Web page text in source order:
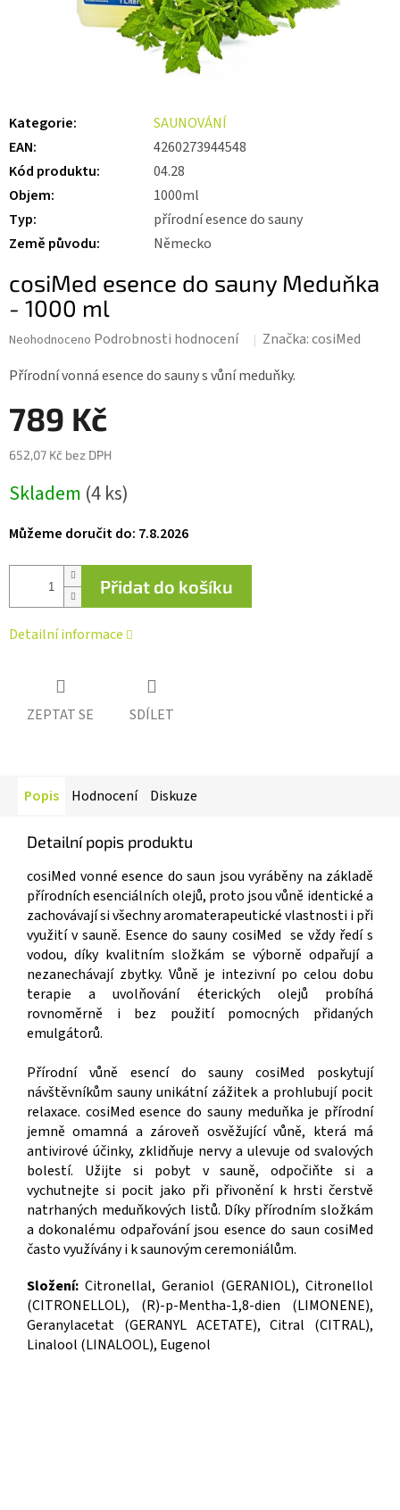
Kategorie:
SAUNOVÁNÍ
EAN:
4260273944548
Kód produktu:
04.28
Objem:
1000ml
Typ:
přírodní esence do sauny
Země původu: Německo
cosiMed esence do sauny Meduňka
- 1000 ml
Průměrné
produktu
0,0
z 5
Neohodnoceno Podrobnosti hodnocení Značka:cosiMed
Přírodní vonná esence do sauny s vůní meduňky.
789 Kč
652,07 Kč bez DPH
cena:
Skladem (4 ks)
Můžeme doručit do: 7.8.2026
Přidat do košíku
Detailní informace
ZEPTAT SE SDÍLET
Popis Hodnocení Diskuze
Detailní popis produktu
cosiMed vonné esence do saun jsou vyráběny na základě
přírodních esenciálních olejů, proto jsou vůně identické a
zachovávají si všechny aromaterapeutické vlastnosti i při
využití v sauně. Esence do sauny cosiMed se vždy ředí s
vodou, díky kvalitním složkám se výborně odpařují a
nezanechávají zbytky. Vůně je intezivní po celou dobu
terapie a uvolňování éterických olejů probíhá
rovnoměrně i bez použití pomocných přidaných
emulgátorů.
Přírodní vůně esencí do sauny cosiMed poskytují
návštěvníkům sauny unikátní zážitek a prohlubují pocit
relaxace. cosiMed esence do sauny meduňka je přírodní
jemně omamná a zároveň osvěžující vůně, která má
antivirové účinky, zklidňuje nervy a ulevuje od svalových
bolestí. Užijte si pobyt v sauně, odpočiňte si a
vychutnejte si pocit jako při přivonění k hrsti čerstvě
natrhaných meduňkových listů. Díky přírodním složkám
a dokonalému odpařování jsou esence do saun cosiMed
často využívány i k saunovým ceremoniálům.
Složení: Citronellal, Geraniol (GERANIOL), Citronellol
(CITRONELLOL), (R)-p-Mentha-1,8-dien (LIMONENE),
Geranylacetat (GERANYL ACETATE), Citral (CITRAL),
Linalool (LINALOOL), Eugenol